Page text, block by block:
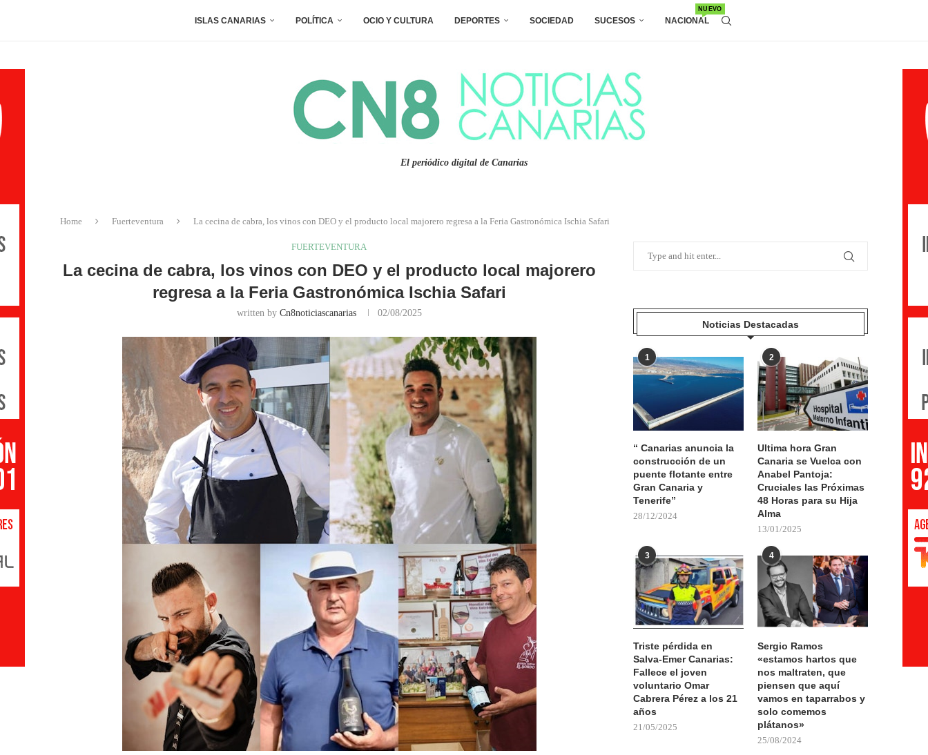
ISLAS CANARIAS POLÍTICA OCIO Y CULTURA DEPORTES SOCIEDAD SUCESOS NACIONAL
NUEVO
El periódico digital de Canarias
Home Fuerteventura La cecina de cabra, los vinos con DEO y el producto local majorero regresa a la Feria Gastronómica Ischia Safari
FUERTEVENTURA
La cecina de cabra, los vinos con DEO y el producto local majorero
regresa a la Feria Gastronómica Ischia Safari
written by Cn8noticiascanarias 02/08/2025
Noticias Destacadas
1
“ Canarias anuncia la
construcción de un
puente flotante entre
Gran Canaria y
Tenerife”
28/12/2024
2
Ultima hora Gran
Canaria se Vuelca con
Anabel Pantoja:
Cruciales las Próximas
48 Horas para su Hija
Alma
13/01/2025
3
Triste pérdida en
Salva-Emer Canarias:
Fallece el joven
voluntario Omar
Cabrera Pérez a los 21
años
21/05/2025
4
Sergio Ramos
«estamos hartos que
nos maltraten, que
piensen que aquí
vamos en taparrabos y
solo comemos
plátanos»
25/08/2024